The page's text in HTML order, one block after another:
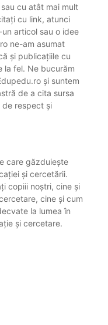
cu atât mai mult
cu link, atunci
articol sau o idee
ne-am asumat
și publicațiile cu
la fel. Ne bucurăm
și suntem
de a cita sursa
de respect și
care găzduiește
și cercetării.
copiii noștri, cine și
cine și cum
la lumea în
și cercetare.